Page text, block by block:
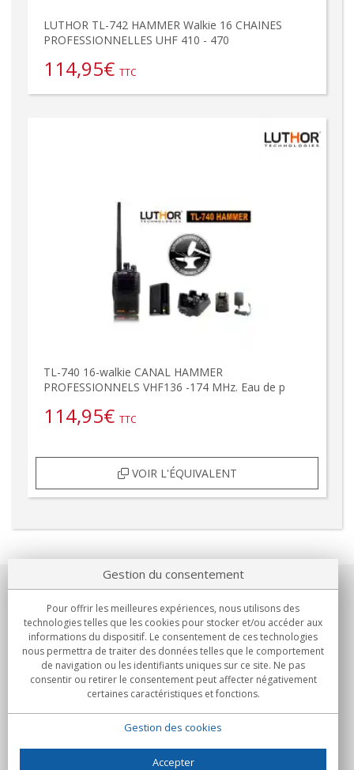
LUTHOR TL-742 HAMMER Walkie 16 CHAINES
PROFESSIONNELLES UHF 410 - 470
114,95€ TTC
TL-740 16-walkie CANAL HAMMER
PROFESSIONNELS VHF136 -174 MHz. Eau de p
114,95€ TTC
VOIR L'ÉQUIVALENT
Notre société
Engagements
Achats
Gestion du consentement
Pour offrir les meilleures expériences, nous utilisons des
technologies telles que les cookies pour stocker et/ou accéder aux
informations du dispositif. Le consentement de ces technologies
nous permettra de traiter des données telles que le comportement
de navigation ou les identifiants uniques sur ce site. Ne pas
consentir ou retirer le consentement peut affecter négativement
certaines caractéristiques et fonctions.
Gestion des cookies
Accepter